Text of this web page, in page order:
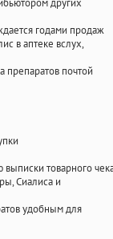
других
годами продаж
в аптеке вслух,
препаратов почтой
товарного
Сиалиса и
удобным для